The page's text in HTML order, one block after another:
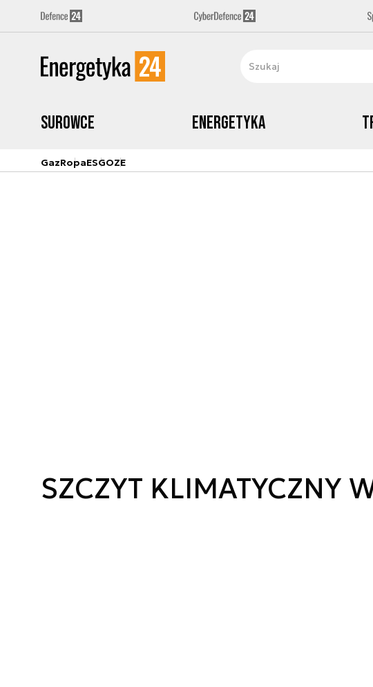
Surowce Energetyka
GazRopaESGOZE
SZCZYT KLIMATYCZNY